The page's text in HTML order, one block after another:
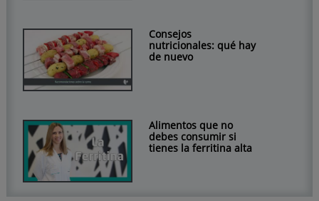
Consejos
nutricionales: qué hay
de nuevo
Alimentos que no
debes consumir si
tienes la ferritina alta